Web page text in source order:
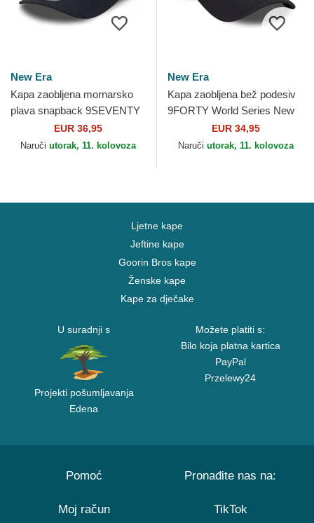
New Era
Kapa zaobljena mornarsko
plava snapback 9SEVENTY
Stretch Snap Iridiscent
Chelsea Football Club...
EUR 36,95
Naruči utorak, 11. kolovoza
New Era
Kapa zaobljena bež podesiv
9FORTY World Series New
York Yankees MLB New Era
EUR 34,95
Naruči utorak, 11. kolovoza
Ljetne kape
Jeftine kape
Goorin Bros kape
Ženske kape
Kape za dječake
U suradnji s
Projekti pošumljavanja
Edena
Možete platiti s:
Bilo koja platna kartica
PayPal
Przelewy24
Pomoć
Moj račun
Pronađite nas na:
TikTok